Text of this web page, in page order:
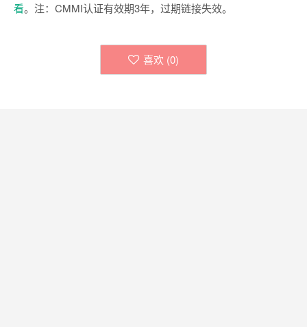
看。注：CMMI认证有效期3年，过期链接失效。
喜欢 (0)